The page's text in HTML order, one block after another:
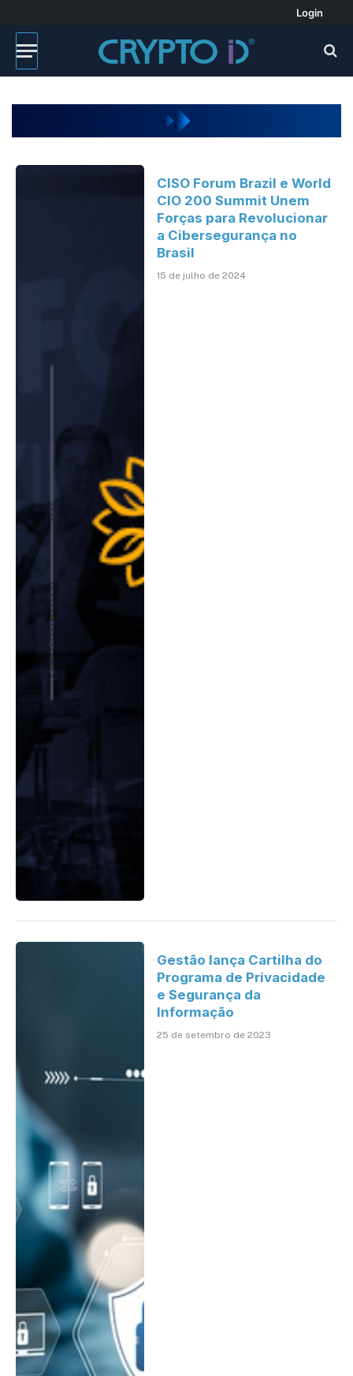
Login
CISO Forum Brazil e World
CIO 200 Summit Unem
Forças para Revolucionar
a Cibersegurança no
Brasil
15 de julho de 2024
Gestão lança Cartilha do
Programa de Privacidade
e Segurança da
Informação
25 de setembro de 2023